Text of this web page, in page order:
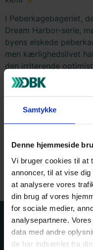
Samtykke
Denne hjemmeside
Vi bruger cookies til at
annoncer, til at vise
at analysere vores
din brug af vores
for sociale medier,
analysepartnere.
data med andre
de har indsamlet fra
I Peberkagebageriet,
Dream Harbor-serie,
byens elskede
men kærlighedslivet
den irriterende
Med dalende
hyggelige stemning,
Peberkagebageriet
Vedhæftet fil
Kontakt os
Driftsstatus